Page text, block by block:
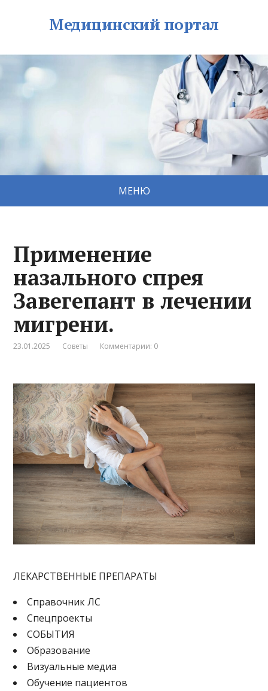
Медицинский портал
МЕНЮ
Применение
назального спрея
Завегепант в лечении
мигрени.
23.01.2025 Советы Комментарии: 0
ЛЕКАРСТВЕННЫЕ ПРЕПАРАТЫ
Cправочник ЛС
Спецпроекты
СОБЫТИЯ
Образование
Визуальные медиа
Обучение пациентов